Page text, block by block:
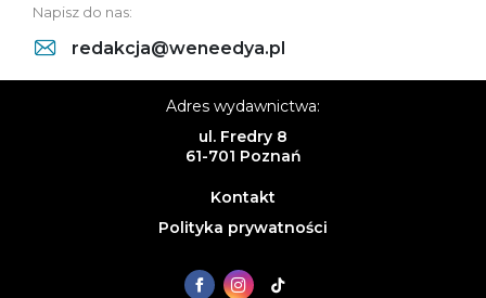
Napisz do nas:
redakcja@weneedya.pl
Adres wydawnictwa:
ul. Fredry 8
61-701 Poznań
Kontakt
Polityka prywatności